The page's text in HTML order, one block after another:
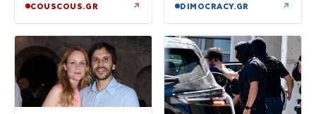
COUSCOUS.GR ↗ DIMOCRACY.GR ↗